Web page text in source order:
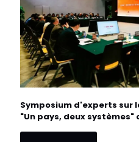
Symposium d'experts sur
"Un pays, deux